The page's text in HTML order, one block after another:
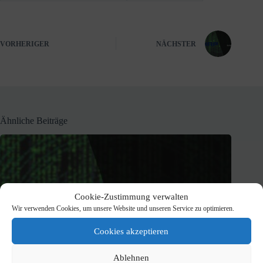
Cookie-Zustimmung verwalten
Wir verwenden Cookies, um unsere Website und unseren Service zu optimieren.
Cookies akzeptieren
Ablehnen
VORHERIGER NÄCHSTER
Ähnliche Beiträge